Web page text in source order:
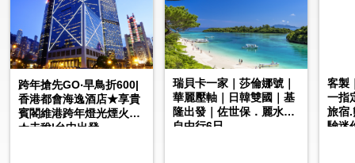
跨年搶先GO‧早鳥折600|
香港都會海逸酒店★享貴
賓閣維港跨年燈光煙火秀
★未稅|台中出發
瑞貝卡一家｜莎倫娜號｜
華麗壓軸｜日韓雙國｜基
隆出發｜佐世保．麗水｜
自由行6日
客製
一指
旅宿.
驗迷